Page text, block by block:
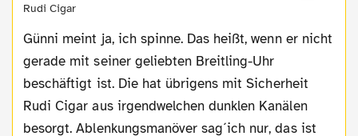
Rudi Cigar
Günni meint ja, ich spinne. Das heißt, wenn er nicht
gerade mit seiner geliebten Breitling-Uhr
beschäftigt ist. Die hat übrigens mit Sicherheit
Rudi Cigar aus irgendwelchen dunklen Kanälen
besorgt. Ablenkungsmanöver sag´ich nur, das ist